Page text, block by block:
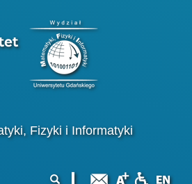
Fizyki i Informatyki